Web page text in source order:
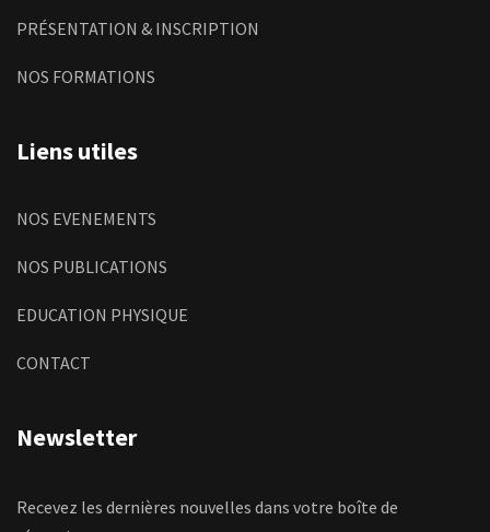
PRÉSENTATION & INSCRIPTION
NOS FORMATIONS
Liens utiles
NOS EVENEMENTS
NOS PUBLICATIONS
EDUCATION PHYSIQUE
CONTACT
Newsletter
Recevez les dernières nouvelles dans votre boîte de